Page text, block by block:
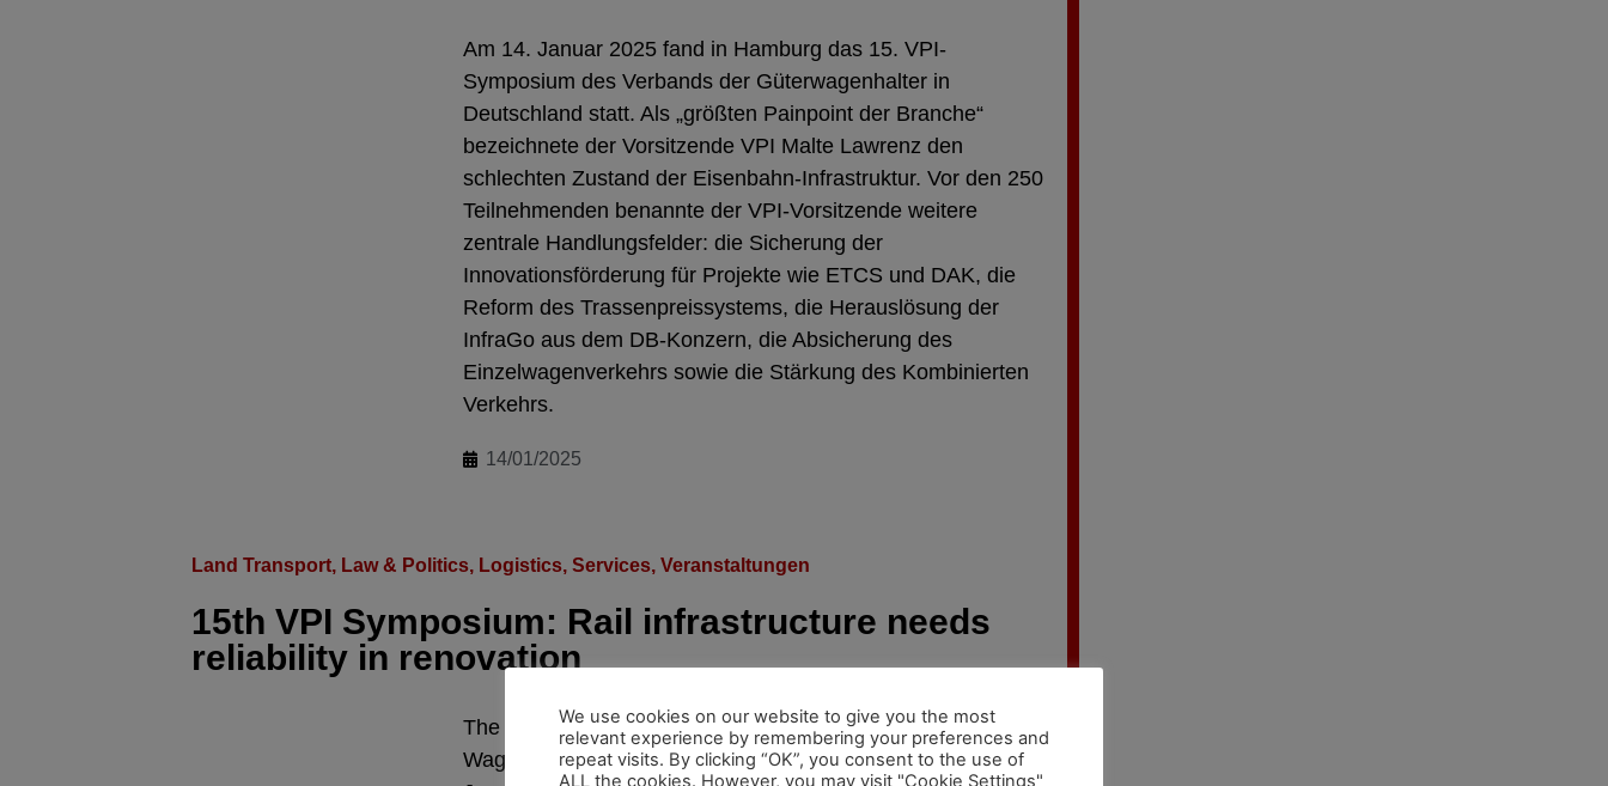
Am 14. Januar 2025 fand in Hamburg das 15. VPI-
Symposium des Verbands der Güterwagenhalter in
Deutschland statt. Als „größten Painpoint der Branche“
bezeichnete der Vorsitzende VPI Malte Lawrenz den
schlechten Zustand der Eisenbahn-Infrastruktur. Vor den 250
Teilnehmenden benannte der VPI-Vorsitzende weitere
zentrale Handlungsfelder: die Sicherung der
Innovationsförderung für Projekte wie ETCS und DAK, die
Reform des Trassenpreissystems, die Herauslösung der
InfraGo aus dem DB-Konzern, die Absicherung des
Einzelwagenverkehrs sowie die Stärkung des Kombinierten
Verkehrs.
14/01/2025
Land Transport, Law & Politics, Logistics, Services, Veranstaltungen
15th VPI Symposium: Rail infrastructure needs
reliability in renovation
The 15th VPI Symposium of the Association of Freight
Wagon Owners in Germany took place in Hamburg on
We use cookies on our website to give you the most
relevant experience by remembering your preferences and
repeat visits. By clicking “OK”, you consent to the use of
ALL the cookies. However, you may visit "Cookie Settings"